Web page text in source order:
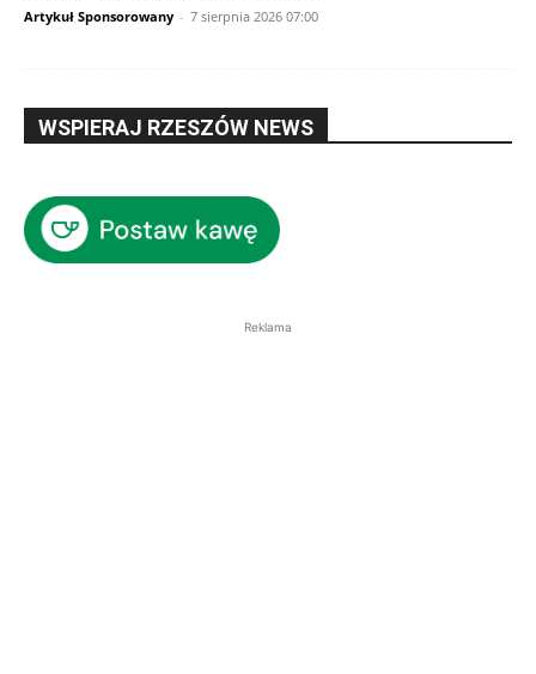
Artykuł Sponsorowany - 7 sierpnia 2026 07:00
WSPIERAJ RZESZÓW NEWS
Reklama